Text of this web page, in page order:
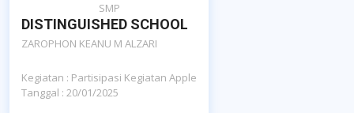
SMP
DISTINGUISHED SCHOOL
ZAROPHON KEANU M ALZARI
Kegiatan : Partisipasi Kegiatan Apple
Tanggal : 20/01/2025